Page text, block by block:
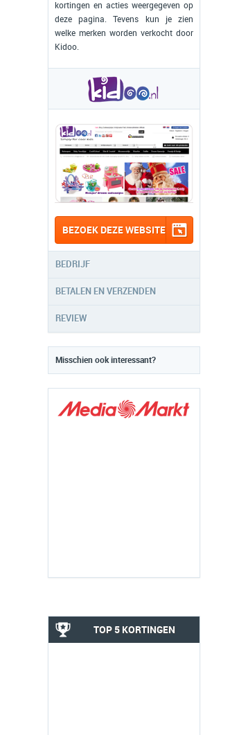
kortingen en acties weergegeven op
deze pagina. Tevens kun je zien
welke merken worden verkocht door
Kidoo.
BEZOEK DEZE WEBSITE
BEDRIJF
BETALEN EN VERZENDEN
REVIEW
Misschien ook interessant?
TOP 5 KORTINGEN